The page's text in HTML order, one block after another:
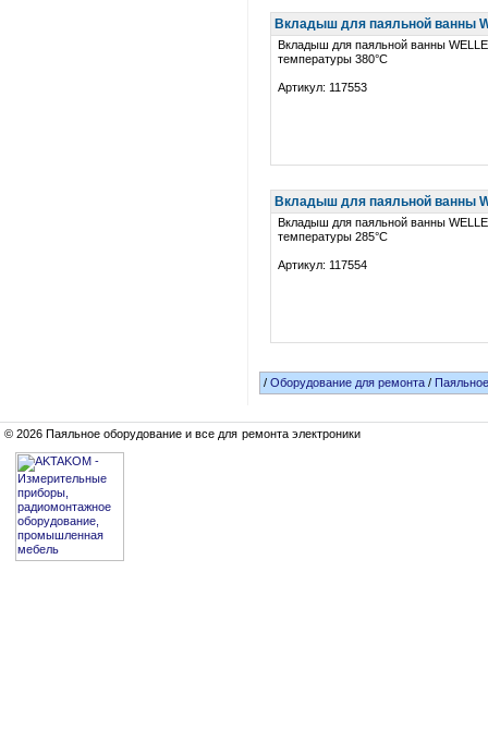
Вкладыш для паяльной ванны
Вкладыш для паяльной ванны
температуры 380°C
Артикул: 117553
Вкладыш для паяльной ванны
Вкладыш для паяльной ванны
температуры 285°C
Артикул: 117554
/Оборудование для ремонта /
© 2026 Паяльное оборудование и все для ремонта электроники